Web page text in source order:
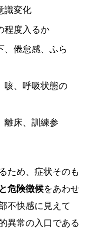
識変化
程度入るか
、倦怠感、ふら
咳、呼吸状態の
離床、訓練参
ため、症状そのも
危険徴候をあわせ
不快感に見えて
異常の入口である